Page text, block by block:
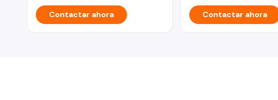
Contactar ahora Contactar ahora